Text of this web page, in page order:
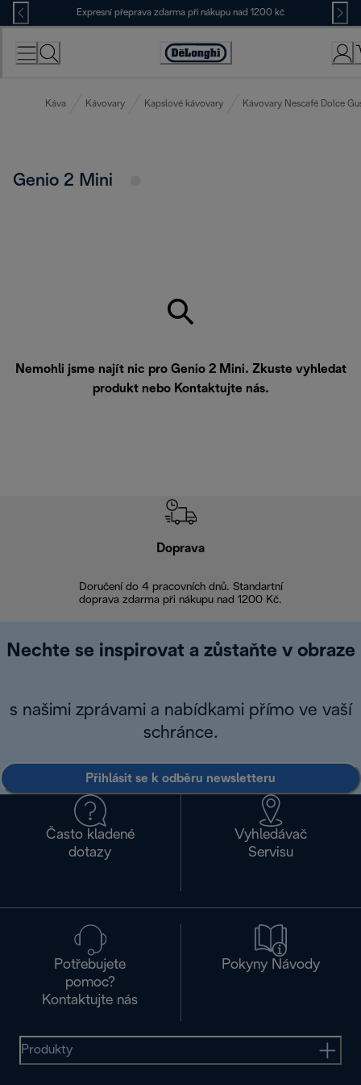
Skip
to
Content
Expresní přeprava zdarma při nákupu nad 1200 kč
Accessibility
Káva Kávovary Kapslové kávovary Kávovary Nescafé Dolce
Genio 2 Mini
Nemohli jsme najít nic pro Genio 2 Mini. Zkuste vyhledat
produkt nebo Kontaktujte nás.
Doprava
Doručení do 4 pracovních dnů. Standartní
doprava zdarma při nákupu nad 1200 Kč.
Nechte se inspirovat a zůstaňte v obraze
s našimi zprávami a nabídkami přímo ve vaší
schránce.
Přihlásit se k odběru newsletteru
Často kladené
dotazy
Vyhledávač
Servisu
Potřebujete
pomoc?
Kontaktujte nás
Pokyny Návody
Produkty